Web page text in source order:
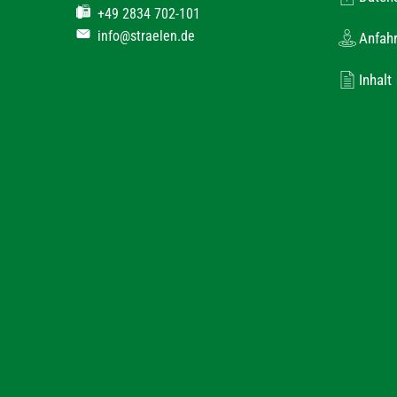
+49 2834 702-101
info@straelen.de
Inhalt